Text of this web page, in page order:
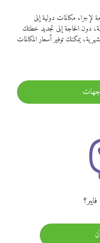
لإجراء مكالمات دولية إلى
دون الحاجة إلى تجديد خطتك
يمكنك توفير أسعار المكالمات